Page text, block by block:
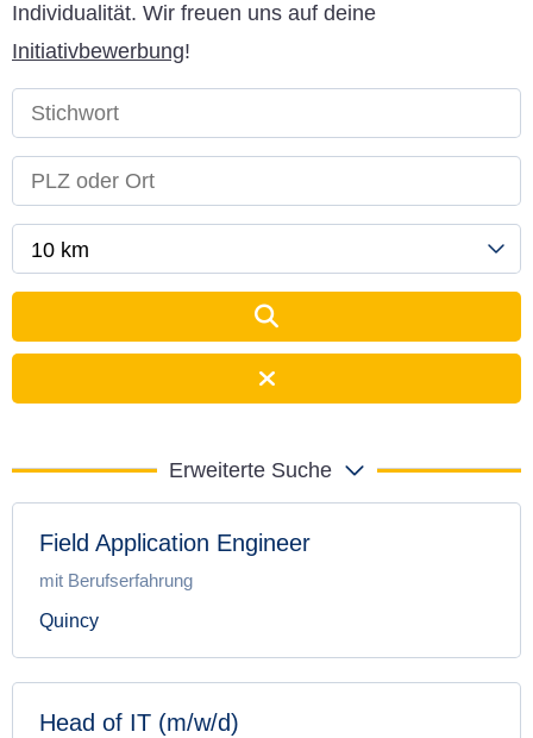
Individualität. Wir freuen uns auf deine
Initiativbewerbung!
10 km
Erweiterte Suche
Field Application Engineer
mit Berufserfahrung
Quincy
Head of IT (m/w/d)